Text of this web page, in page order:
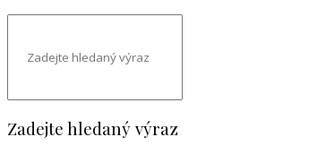
Zadejte hledaný výraz